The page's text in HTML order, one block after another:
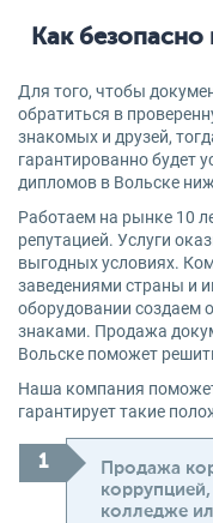
Как безопасно
Для того, чтобы
обратиться в
знакомых и друзей,
гарантированно будет
дипломов в Вольске
Работаем на рынке 10
репутацией. Услуги
выгодных условиях.
заведениями страны и
оборудовании создаем
знаками. Продажа
Вольске поможет
Наша компания
гарантирует такие
Продажа
колледже